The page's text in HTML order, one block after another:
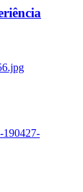
190427-